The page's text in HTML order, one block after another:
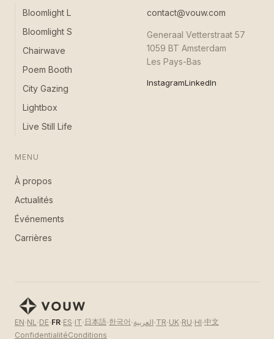
Bloomlight L
Bloomlight S
Chairwave
Poem Booth
City Gazing
Lightbox
Live Still Life
MENU
À propos
Actualités
Événements
Carrières
contact@vouw.com
Generaal Vetterstraat 57
1059 BT Amsterdam
Les Pays-Bas
InstagramLinkedIn
EN·NL·DE·FR·ES·IT· 日本語·한국어 ·العربية·TR·UK·RU·HI·中文
ConfidentialitéConditions